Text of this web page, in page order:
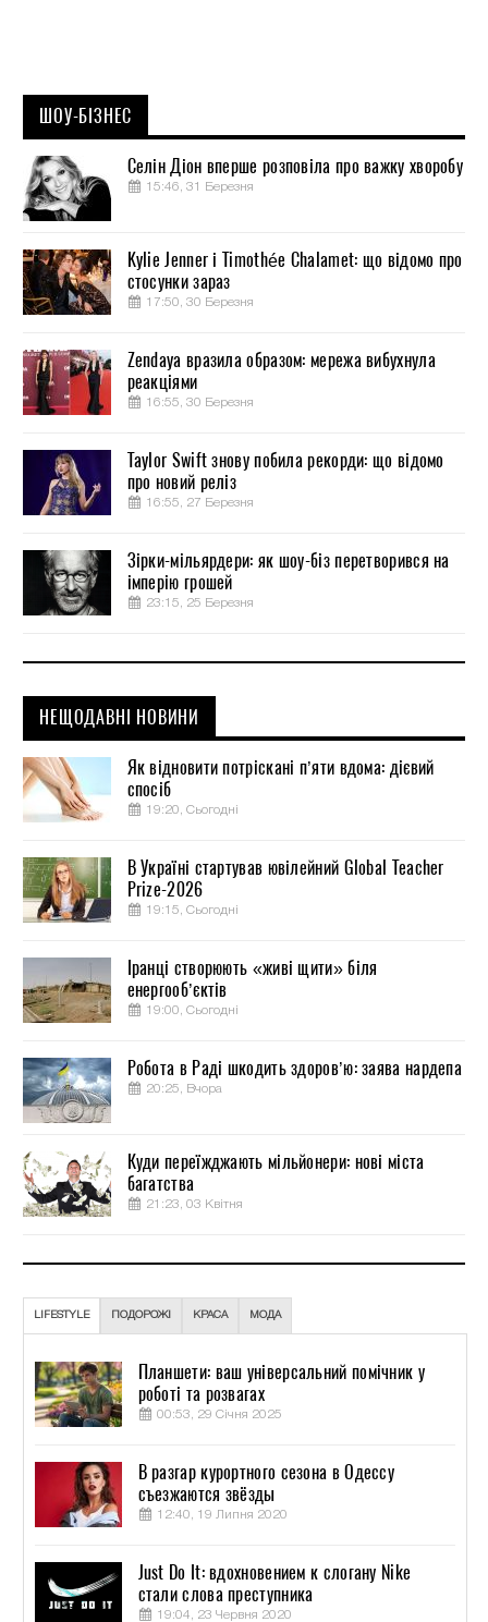
ШОУ-БІЗНЕС
Селін Діон вперше розповіла про важку хворобу
15:46, 31 Березня
Kylie Jenner і Timothée Chalamet: що відомо про
стосунки зараз
17:50, 30 Березня
Zendaya вразила образом: мережа вибухнула
реакціями
16:55, 30 Березня
Taylor Swift знову побила рекорди: що відомо
про новий реліз
16:55, 27 Березня
Зірки-мільярдери: як шоу-біз перетворився на
імперію грошей
23:15, 25 Березня
НЕЩОДАВНІ НОВИНИ
Як відновити потріскані п’яти вдома: дієвий
спосіб
19:20, Сьогодні
В Україні стартував ювілейний Global Teacher
Prize-2026
19:15, Сьогодні
Іранці створюють «живі щити» біля
енергооб’єктів
19:00, Сьогодні
Робота в Раді шкодить здоров’ю: заява нардепа
20:25, Вчора
Куди переїжджають мільйонери: нові міста
багатства
21:23, 03 Квітня
LIFESTYLE ПОДОРОЖІ КРАСА МОДА
Планшети: ваш універсальний помічник у
роботі та розвагах
00:53, 29 Січня 2025
В разгар курортного сезона в Одессу
съезжаются звёзды
12:40, 19 Липня 2020
Just Do It: вдохновением к слогану Nike
стали слова преступника
19:04, 23 Червня 2020